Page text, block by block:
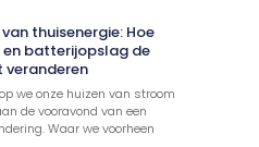
thuisenergie: Hoe
batterijopslag de
veranderen
we onze huizen van stroom
de vooravond van een
Waar we voorheen